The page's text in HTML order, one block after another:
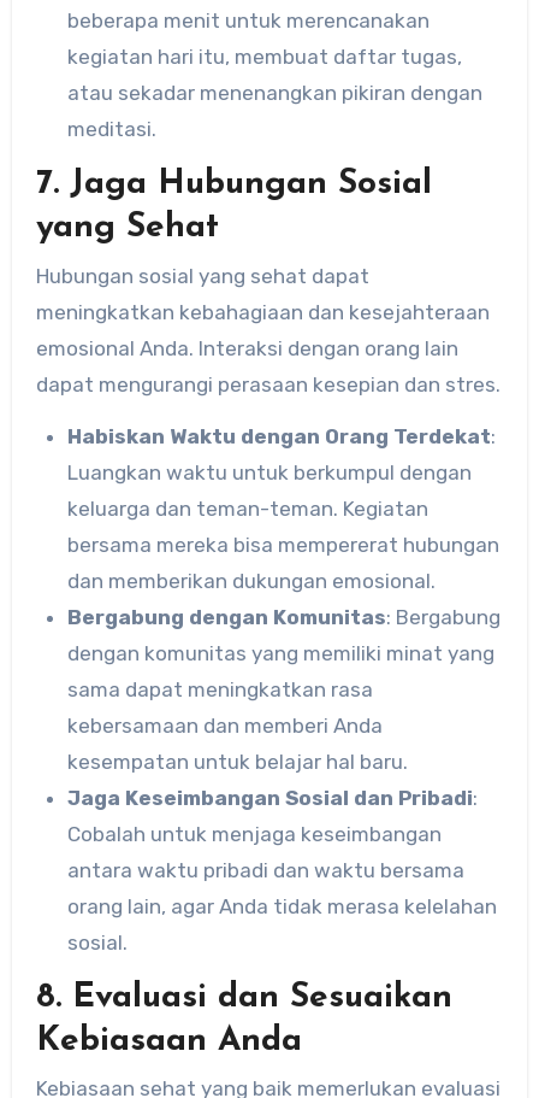
beberapa menit untuk merencanakan
kegiatan hari itu, membuat daftar tugas,
atau sekadar menenangkan pikiran dengan
meditasi.
7. Jaga Hubungan Sosial
yang Sehat
Hubungan sosial yang sehat dapat
meningkatkan kebahagiaan dan kesejahteraan
emosional Anda. Interaksi dengan orang lain
dapat mengurangi perasaan kesepian dan stres.
Habiskan Waktu dengan Orang Terdekat:
Luangkan waktu untuk berkumpul dengan
keluarga dan teman-teman. Kegiatan
bersama mereka bisa mempererat hubungan
dan memberikan dukungan emosional.
Bergabung dengan Komunitas: Bergabung
dengan komunitas yang memiliki minat yang
sama dapat meningkatkan rasa
kebersamaan dan memberi Anda
kesempatan untuk belajar hal baru.
Jaga Keseimbangan Sosial dan Pribadi:
Cobalah untuk menjaga keseimbangan
antara waktu pribadi dan waktu bersama
orang lain, agar Anda tidak merasa kelelahan
sosial.
8. Evaluasi dan Sesuaikan
Kebiasaan Anda
Kebiasaan sehat yang baik memerlukan evaluasi